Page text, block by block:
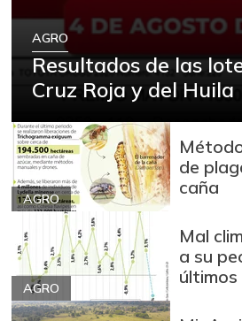
AGRO
Resultados de las
Cruz Roja y del Huila
AGRO
de
caña
AGRO
Mal
a su